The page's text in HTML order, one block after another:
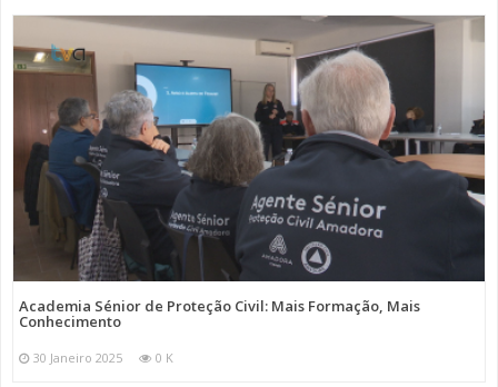
Academia Sénior de Proteção Civil: Mais Formação, Mais
Conhecimento
30 Janeiro 2025 0 K